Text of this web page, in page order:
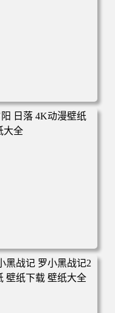
狂动物城 秋叶 秋天森
纸下载 壁纸大全
4K动漫壁纸 电脑桌